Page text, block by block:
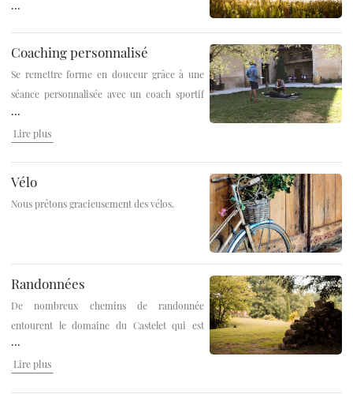
le souhaitez.
...
Coaching personnalisé
Se remettre forme en douceur grâce à une
séance personnalisée avec un coach sportif
qui vous prodiguera les bons
conseils.Pendant 1 heure, en salle de sport ou
place une séance personnalisée afin de vous
...
Lire plus
Vélo
Nous prêtons gracieusement des vélos.
Randonnées
De nombreux chemins de randonnée
entourent le domaine du Castelet qui est
situé sur la via Tolosana (voie toulousaine),
un des chemins de St-Jacques de
...
Lire plus